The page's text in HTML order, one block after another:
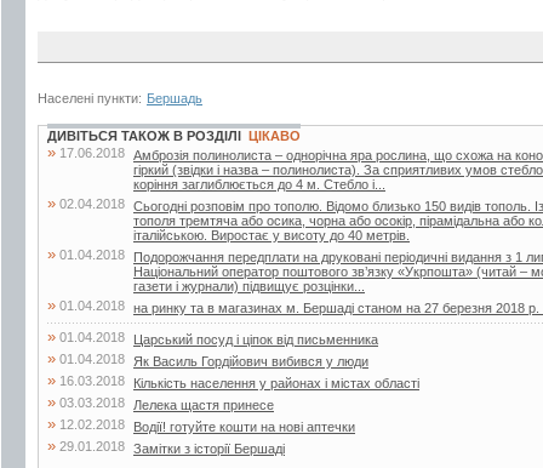
Населені пункти: Бершадь
ДИВІТЬСЯ ТАКОЖ В РОЗДІЛІ ЦІКАВО
» 17.06.2018 Амброзія полинолиста – однорічна яра рослина, що схожа на
гіркий (звідки і назва – полинолиста). За сприятливих умов
коріння заглиблюється до 4 м. Стебло і...
» 02.04.2018 Сьогодні розповім про тополю. Відомо близько 150 видів тополь.
тополя тремтяча або осика, чорна або осокір, пірамідальна
італійською. Виростає у висоту до 40 метрів.
» 01.04.2018
Подорожчання передплати на друковані періодичні видання з 1
Національний оператор поштового зв’язку «Укрпошта» (читай –
газети і журнали) підвищує розцінки...
» 01.04.2018 на ринку та в магазинах м. Бершаді станом на 27 березня 2018 р.
» 01.04.2018 Царський посуд і ціпок від письменника
» 01.04.2018 Як Василь Гордійович вибився у люди
» 16.03.2018 Кількість населення у районах і містах області
» 03.03.2018 Лелека щастя принесе
» 12.02.2018 Водії! готуйте кошти на нові аптечки
» 29.01.2018 Замітки з історії Бершаді